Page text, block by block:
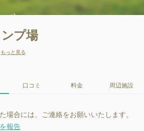
プ場
もっと見る
口コミ 料金 周辺施設
場合には、ご連絡をお願いいたします。
報告